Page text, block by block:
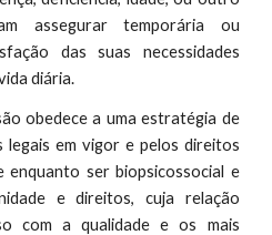
assegurar temporária ou
das suas necessidades
diária.
obedece a uma estratégia de
em vigor e pelos direitos
ser biopsicossocial e
e direitos, cuja relação
com a qualidade e os mais